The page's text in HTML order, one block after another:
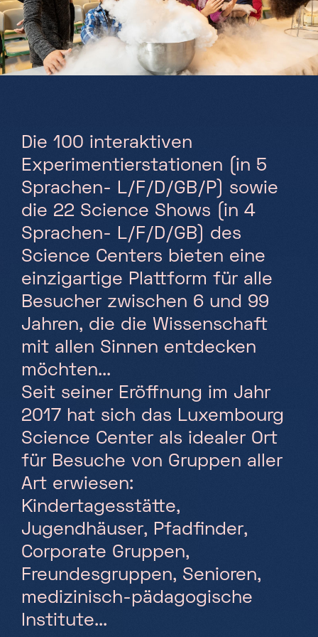
Partners
Projekte
Jobs
+352 28 83 99 1
Go !
1, rue John Ernest Dolibois
4573 Differdange
Luxembourg
Montag - Freitag
Samstag, Sonntag & Feiertage
10h-18h
Die 100 interaktiven
Experimentierstationen (in 5
Sprachen- L/F/D/GB/P) sowie
die 22 Science Shows (in 4
Sprachen- L/F/D/GB) des
Science Centers bieten eine
einzigartige Plattform für alle
Besucher zwischen 6 und 99
Jahren, die die Wissenschaft
mit allen Sinnen entdecken
möchten...
Seit seiner Eröffnung im Jahr
2017 hat sich das Luxembourg
Science Center als idealer Ort
für Besuche von Gruppen aller
Art erwiesen:
Kindertagesstätte,
Jugendhäuser, Pfadfinder,
Corporate Gruppen,
Freundesgruppen, Senioren,
medizinisch-pädagogische
Institute...